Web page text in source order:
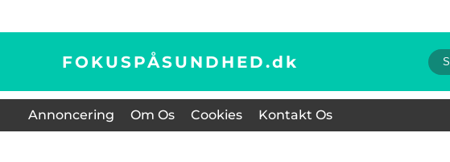
FOKUSPÅSUNDHED.dk
Annoncering Om Os Cookies Kontakt Os